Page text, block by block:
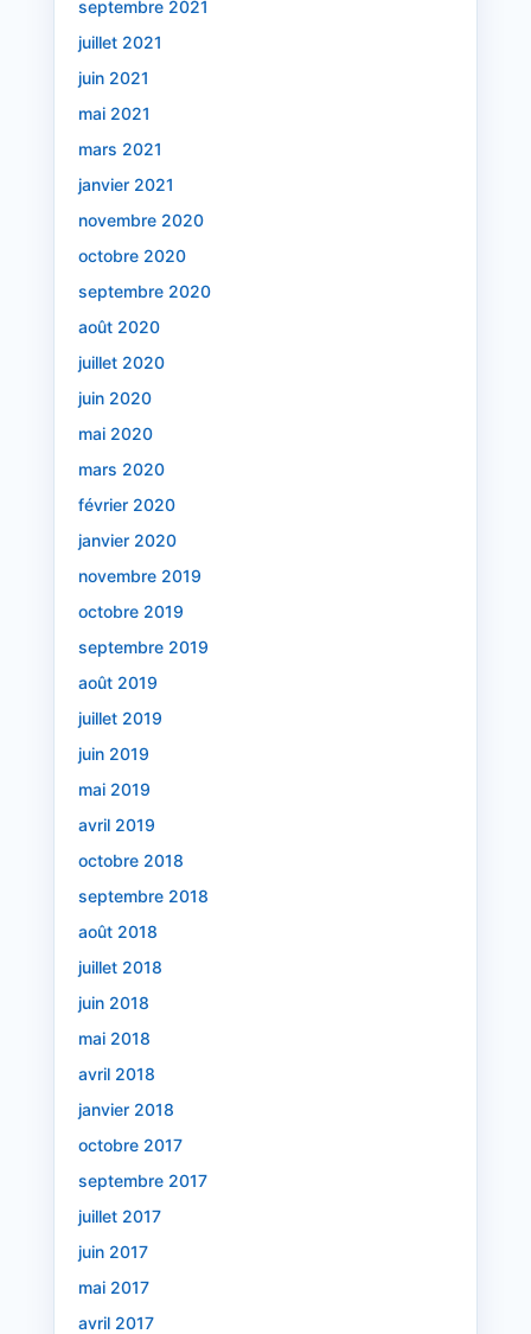
septembre 2021
juillet 2021
juin 2021
mai 2021
mars 2021
janvier 2021
novembre 2020
octobre 2020
septembre 2020
août 2020
juillet 2020
juin 2020
mai 2020
mars 2020
février 2020
janvier 2020
novembre 2019
octobre 2019
septembre 2019
août 2019
juillet 2019
juin 2019
mai 2019
avril 2019
octobre 2018
septembre 2018
août 2018
juillet 2018
juin 2018
mai 2018
avril 2018
janvier 2018
octobre 2017
septembre 2017
juillet 2017
juin 2017
mai 2017
avril 2017